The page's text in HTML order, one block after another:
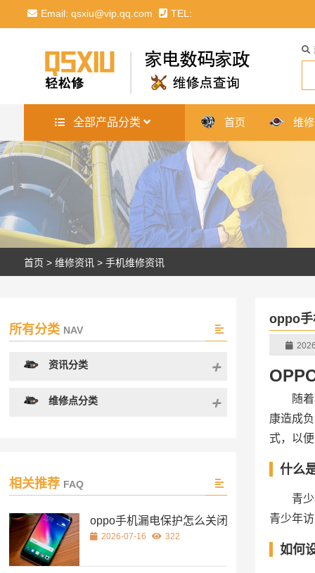
Email: qsxiu@vip.qq.com TEL:
全部产品分类 首页 维
首页 > 维修资讯 > 手机维修资讯
oppo手
随
康造成
式，以
什么
青
青少年
如何
所有分类 NAV
资讯分类
维修点分类
相关推荐 FAQ
oppo手机漏电保护怎么关闭
2026-07-16 322